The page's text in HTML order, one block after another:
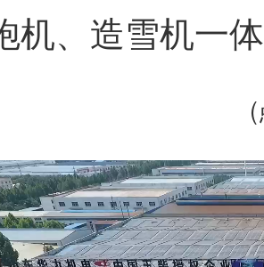
机、造雪机一